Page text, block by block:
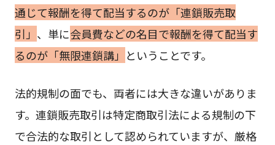
通じて報酬を得て配当するのが「連鎖販売取
引」 、単に会員費などの名目で報酬を得て配当す
るのが「無限連鎖講」 ということです。
法的規制の面でも、両者には大きな違いがありま
す。連鎖販売取引は特定商取引法による規制の下
で合法的な取引として認められていますが、厳格